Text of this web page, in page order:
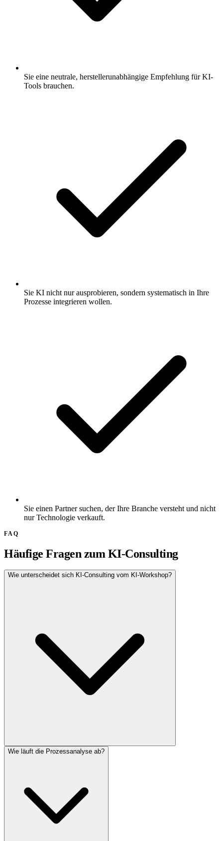
Sie eine neutrale, herstellerunabhängige Empfehlung für KI-
Tools brauchen.
Sie KI nicht nur ausprobieren, sondern systematisch in Ihre
Prozesse integrieren wollen.
Sie einen Partner suchen, der Ihre Branche versteht und nicht
nur Technologie verkauft.
FAQ
Häufige Fragen zum KI-Consulting
Wie unterscheidet sich KI-Consulting vom KI-Workshop?
Wie läuft die Prozessanalyse ab?